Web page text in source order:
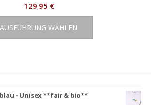
129,95 €
AUSFÜHRUNG WÄHLEN
Dieses
weist
- Unisex **fair & bio**